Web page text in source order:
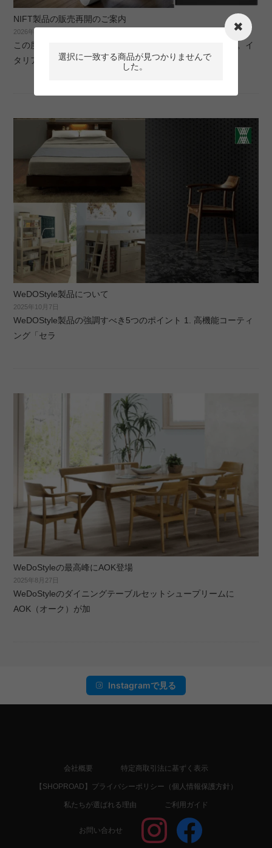
NIFT製品の販売再開のご案内
2026年2月4日
この度、NIFT関連製品の販売を再開することになりました。イ
タリア製異色のチェア
WeDOStyle製品について
2025年10月7日
WeDOStyle製品の強調すべき5つのポイント 1. 高機能コーティ
ング「セラ
WeDoStyleの最高峰にAOK登場
2025年8月27日
WeDoStyleのダイニングテーブルセットシュープリームに
AOK（オーク）が加
Instagramで見る
会社概要 特定商取引法に基ずく表示
【SHOPROAD】プライバシーポリシー（個人情報保護方針）
私たちが選ばれる理由 ご利用ガイド
お問い合わせ
選択に一致する商品が見つかりませんで
した。